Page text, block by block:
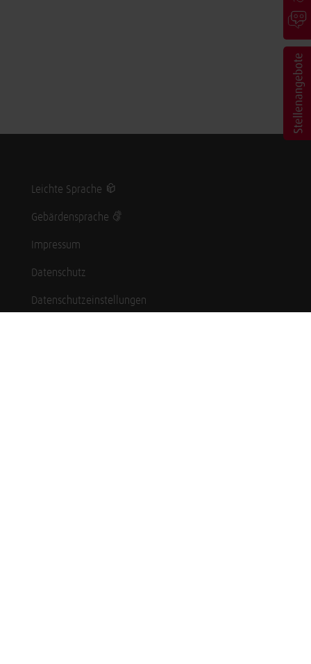
Leichte Sprache
Gebärdensprache
Impressum
Datenschutz
Datenschutzeinstellungen